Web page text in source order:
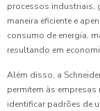
processos industriais,
maneira eficiente e
consumo de energia,
resultando em
Além disso, a
permitem às
identificar padrões de